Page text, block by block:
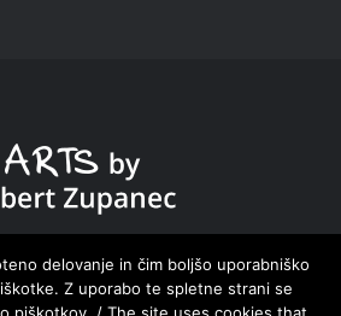
ZBIRKE COLLECTIONS|NOVICE
ME |KONTAKT CONTACT
delovanje in čim boljšo uporabniško
Z uporabo te spletne strani se